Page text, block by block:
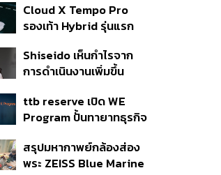
จ่อชง ป.ป.ช. 12 ส.ค. นี้
Cloud X Tempo Pro
รองเท้า Hybrid รุ่นแรก
Shiseido เห็นกำไรจาก
การดำเนินงานเพิ่มขึ้น
ปี 2026
ttb reserve เปิด WE
Program ปั้นทายาทธุรกิจ
ตั้งเป้าขยายฐานลูกค้าแตะ
11,000 ราย ดัน AUM
สรุปมหากาพย์กล้องส่อง
พระ ZEISS Blue Marine